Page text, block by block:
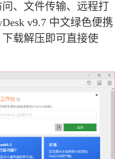
、文件传输、远程打
v9.7 中文绿色便携
载解压即可直接使